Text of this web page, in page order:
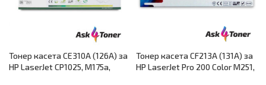
Тонер касета CE310A (126A) за
HP LaserJet CP1025, M175a,
Тонер касета CF213A (131A) за
HP LaserJet Pro 200 Color M251,